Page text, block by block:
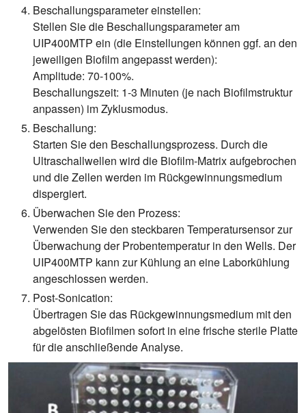
Beschallungsparameter einstellen:
Stellen Sie die Beschallungsparameter am
UIP400MTP ein (die Einstellungen können ggf. an den
jeweiligen Biofilm angepasst werden):
Amplitude: 70-100%.
Beschallungszeit: 1-3 Minuten (je nach Biofilmstruktur
anpassen) im Zyklusmodus.
Beschallung:
Starten Sie den Beschallungsprozess. Durch die
Ultraschallwellen wird die Biofilm-Matrix aufgebrochen
und die Zellen werden im Rückgewinnungsmedium
dispergiert.
Überwachen Sie den Prozess:
Verwenden Sie den steckbaren Temperatursensor zur
Überwachung der Probentemperatur in den Wells. Der
UIP400MTP kann zur Kühlung an eine Laborkühlung
angeschlossen werden.
Post-Sonication:
Übertragen Sie das Rückgewinnungsmedium mit den
abgelösten Biofilmen sofort in eine frische sterile Platte
für die anschließende Analyse.